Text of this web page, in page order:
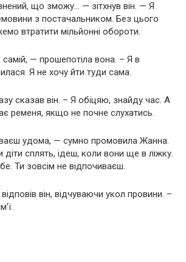
що зможу… — зітхнув він. — Я
з постачальником. Без цього
втратити мільйонні обороти.
— прошепотіла вона. – Я в
Я не хочу йти туди сама.
сказав він. – Я обіцяю, знайду час. А
ременя, якщо не почне слухатись.
удома, — сумно промовила Жанна.
сплять, ідеш, коли вони ще в ліжку.
Ти зовсім не відпочиваєш.
він, відчуваючи укол провини. –